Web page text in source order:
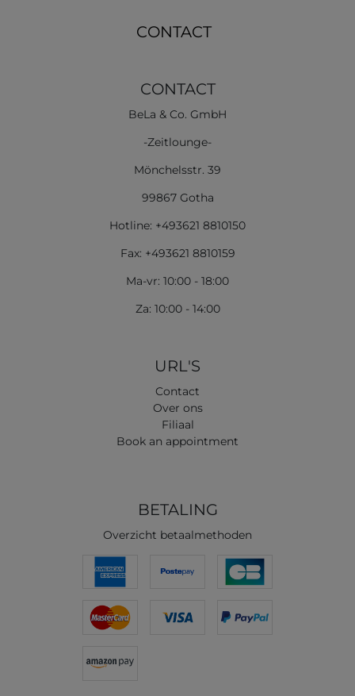
CONTACT
CONTACT
BeLa & Co. GmbH
-Zeitlounge-
Mönchelsstr. 39
99867 Gotha
Hotline: +493621 8810150
Fax: +493621 8810159
Ma-vr: 10:00 - 18:00
Za: 10:00 - 14:00
URL'S
Contact
Over ons
Filiaal
Book an appointment
BETALING
Overzicht betaalmethoden